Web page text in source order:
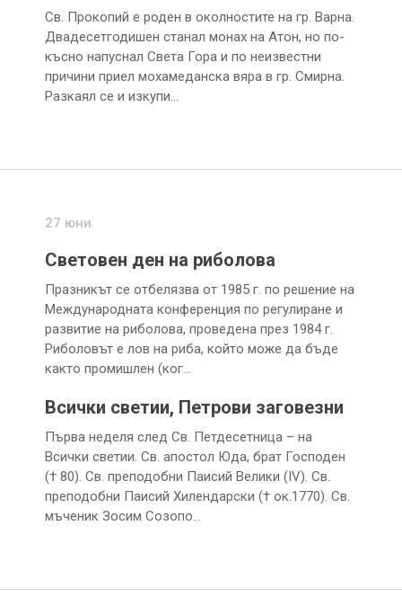
Св. Прокопий е роден в околностите на гр. Варна.
Двадесетгодишен станал монах на Атон, но по-
късно напуснал Света Гора и по неизвестни
причини приел мохамеданска вяра в гр. Смирна.
Разкаял се и изкупи…
27 юни
Световен ден на риболова
Празникът се отбелязва от 1985 г. по решение на
Международната конференция по регулиране и
развитие на риболова, проведена през 1984 г.
Риболовът е лов на риба, който може да бъде
както промишлен (ког…
Всички светии, Петрови заговезни
Първа неделя след Св. Петдесетница – на
Всички светии. Св. апостол Юда, брат Господен
(† 80). Св. преподобни Паисий Велики (ІV). Св.
преподобни Паисий Хилендарски († ок.1770). Св.
мъченик Зосим Созопо…